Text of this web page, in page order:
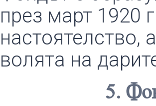
през март 1920
настоятелство,
волята на
5.